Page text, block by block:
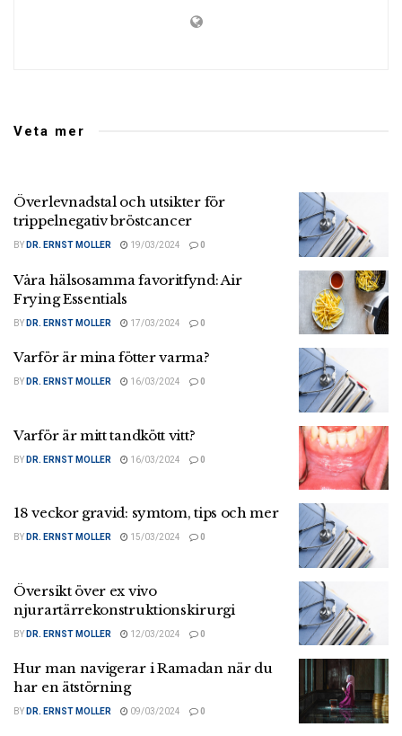
Veta mer
Överlevnadstal och utsikter för
trippelnegativ bröstcancer
BY DR. ERNST MOLLER 19/03/2024 0
Våra hälsosamma favoritfynd: Air
Frying Essentials
BY DR. ERNST MOLLER 17/03/2024 0
Varför är mina fötter varma?
BY DR. ERNST MOLLER 16/03/2024 0
Varför är mitt tandkött vitt?
BY DR. ERNST MOLLER 16/03/2024 0
18 veckor gravid: symtom, tips och mer
BY DR. ERNST MOLLER 15/03/2024 0
Översikt över ex vivo
njurartärrekonstruktionskirurgi
BY DR. ERNST MOLLER 12/03/2024 0
Hur man navigerar i Ramadan när du
har en ätstörning
BY DR. ERNST MOLLER 09/03/2024 0